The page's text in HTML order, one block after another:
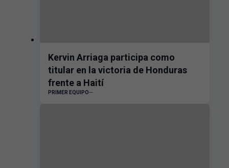
Kervin Arriaga participa como
titular en la victoria de Honduras
frente a Haití
PRIMER EQUIPO